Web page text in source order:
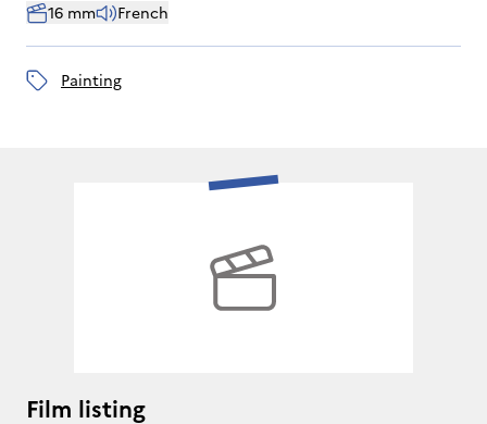
16 mm French
painting
Film listing